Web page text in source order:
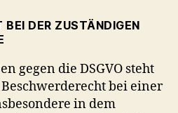
BEI DER ZUSTÄNDIGEN
gegen die DSGVO steht
bei einer
in dem